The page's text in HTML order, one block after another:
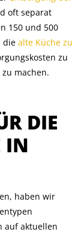
oft separat
150 und 500
die alte Küche zu
zu
machen.
DIE
IN
haben wir
auf aktuellen